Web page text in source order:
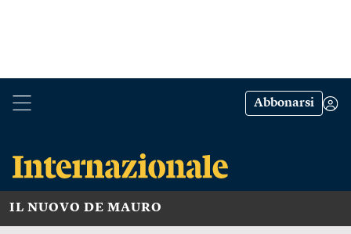
Abbonarsi
IL NUOVO DE MAURO